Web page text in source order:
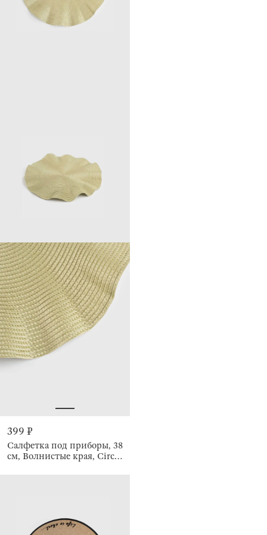
399 ₽
Салфетка под приборы, 38
см, Волнистые края, Circle